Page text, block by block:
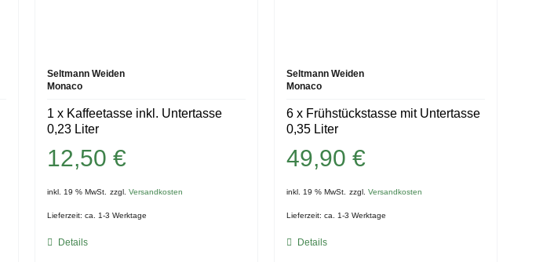
Seltmann Weiden
Monaco
1 x Kaffeetasse inkl. Untertasse
0,23 Liter
12,50 €
inkl. 19 % MwSt. zzgl. Versandkosten
Lieferzeit: ca. 1-3 Werktage
Details
Seltmann Weiden
Monaco
6 x Frühstückstasse mit Untertasse
0,35 Liter
49,90 €
inkl. 19 % MwSt. zzgl. Versandkosten
Lieferzeit: ca. 1-3 Werktage
Details